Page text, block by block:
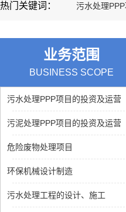
热门关键词： 污水处理
业务范围
BUSINESS SCOPE
污水处理PPP项目的投资及运营
污泥处理PPP项目的投资及运营
危险废物处理项目
环保机械设计制造
污水处理工程的设计、施工